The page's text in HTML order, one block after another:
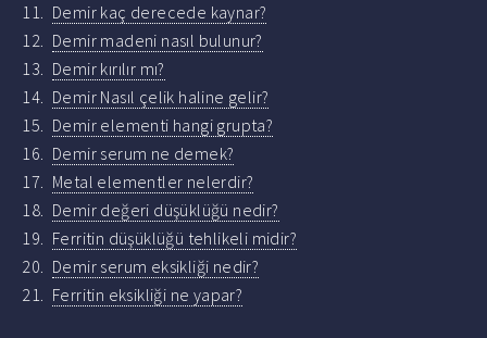
Demir kaç derecede kaynar?
Demir madeni nasıl bulunur?
Demir kırılır mı?
Demir Nasıl çelik haline gelir?
Demir elementi hangi grupta?
Demir serum ne demek?
Metal elementler nelerdir?
Demir değeri düşüklüğü nedir?
Ferritin düşüklüğü tehlikeli midir?
Demir serum eksikliği nedir?
Ferritin eksikliği ne yapar?